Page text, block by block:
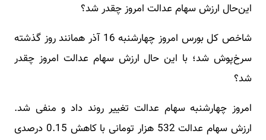
این‌حال ارزش سهام عدالت امروز چقدر شد؟
شاخص کل بورس امروز چهارشنبه 16 آذر همانند روز گذشته
سرخ‌پوش شد؛ با این‌ حال ارزش سهام عدالت امروز چقدر
شد؟
امروز چهارشنبه سهام عدالت تغییر روند داد و منفی شد.
ارزش سهام عدالت 532 هزار تومانی با کاهش 0.15 درصدی